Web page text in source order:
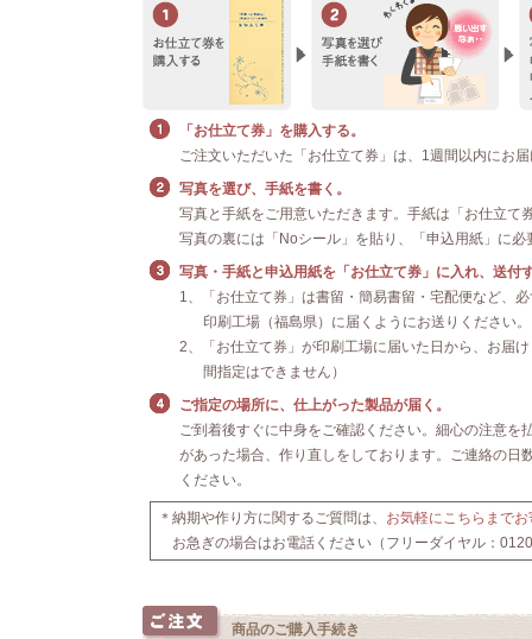
「お仕立て券」を購入する。
ご注文いただいた「お仕立て券」は、1週間以内にお
写真を選び、手紙を書く。
写真と手紙をご用意いただきます。手紙は「お仕立て
写真の裏には「Noシール」を貼り、「申込用紙」に必
写真・手紙と申込用紙を「お仕立て券」に入れ、送付
1、「お仕立て券」は書留・簡易書留・宅配便など、
印刷工場（福島県）に届くようにお送りください。
2、「お仕立て券」が印刷工場に届いた日から、お届
間指定はできません）
ご指定の場所に、仕上がった製品が届く。
ご到着後すぐに中身をご確認ください。細心の注意
があった場合、作り直しをしております。ご連絡の日
ください。
＊納期や作り方に関するご質問は、
お気軽にこちらまで
お急ぎの場合はお電話ください（フリーダイヤル：
商品のご購入手続き